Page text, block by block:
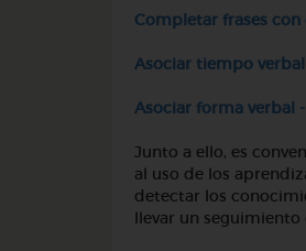
Completar frases
Asociar tiempo
Asociar forma verbal
Junto a ello, es
al uso de los
detectar los
llevar un